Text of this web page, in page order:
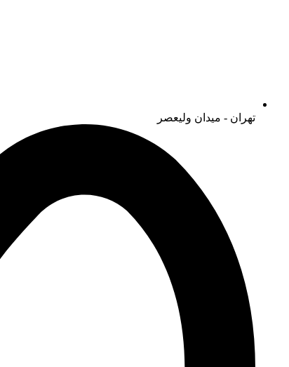
تهران - میدان ولیعصر